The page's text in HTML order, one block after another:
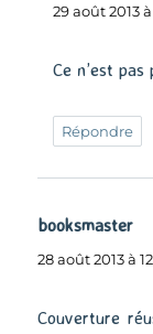
29 août 2013
Ce n’est
Répondre
booksmaster
28 août 2013 à
Couverture